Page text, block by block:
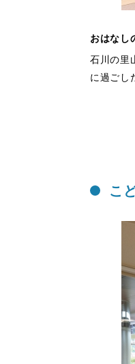
おはなし
石川の里
に過ごし
こ